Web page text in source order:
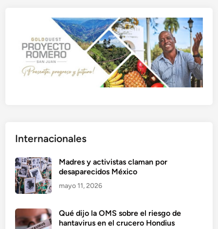
Internacionales
Madres y activistas claman por
desaparecidos México
mayo 11, 2026
Qué dijo la OMS sobre el riesgo de
hantavirus en el crucero Hondius